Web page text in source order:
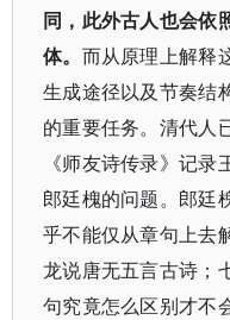
同，此外古人也会依
体。 而从原理上解释
生成途径以及节奏结
的重要任务。清代人
《师友诗传录》记
郎廷槐的问题。郎廷
乎不能仅从章句上去
龙说唐无五言古诗；
句究竟怎么区别才不